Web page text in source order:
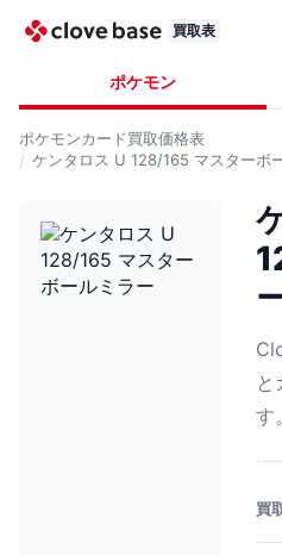
買取表
ポケモン
ポケモンカード買取価格表
ケンタロス U 128/165 マスターボ
と
す。
買